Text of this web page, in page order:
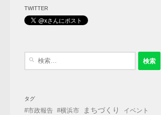
TWITTER
タグ
#市政報告 #横浜市 まちづくり イベント